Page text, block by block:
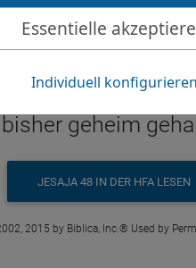
48 6 in der Hoffnung
Neues
geheim
JESAJA 48 IN DER HFA LESEN
2015 by Biblica, Inc.® Used by